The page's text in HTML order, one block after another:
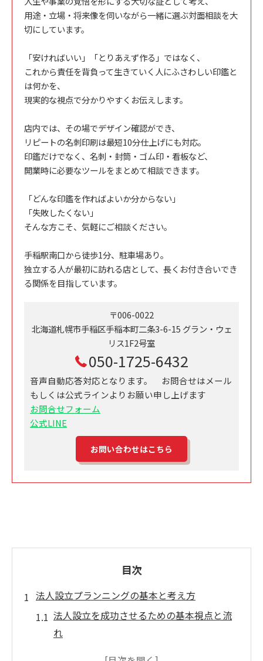
用途・立場・将来像を伺いながら一緒に選ぶ対面相談を大
切にしています。
「安ければいい」「とりあえず作る」ではなく、
これから責任を背負って生きていく人にふさわしい印鑑と
は何かを、
現実的な視点で分かりやすくお伝えします。
店内では、その場でデザイン確認ができ、
リピートの名刺印刷は最短10分仕上げにも対応。
印鑑だけでなく、名刺・封筒・ゴム印・看板など、
開業時に必要なツールをまとめて相談できます。
「どんな印鑑を作ればよいか分からない」
「失敗したくない」
そんな方こそ、気軽にご相談ください。
手稲駅南口から徒歩1分、駐車場あり。
独立する人が最初に訪れる店として、長くお付き合いでき
る関係を目指しています。
〒006-0022
北海道札幌市手稲区手稲本町二条3-6-15 グラン・ウェ
リス1F2号室
050-1725-6432
音声自動応答対応となります。 お問合せはメール
もしくは公式ラインよりお願い申し上げます
お問合せフォーム
公式LINE
お問い合わせはこちら
目次
法人設立プランニングの基本と考え方
法人設立を成功させるための基本視点と流
れ
法人設立に必要な事前準備と課題整理のコ